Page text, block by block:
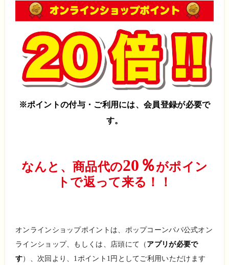
※ポイントの付与・ご利用には、会員登録が必要で
す。
なんと、商品代の20％がポイン
トで返って来る！！
オンラインショップポイントは、ポップコーンパパ公式オン
ラインショップ、もしくは、店頭にて（ アプリが必要で
す）、次回より、1ポイント1円としてご利用いただけます